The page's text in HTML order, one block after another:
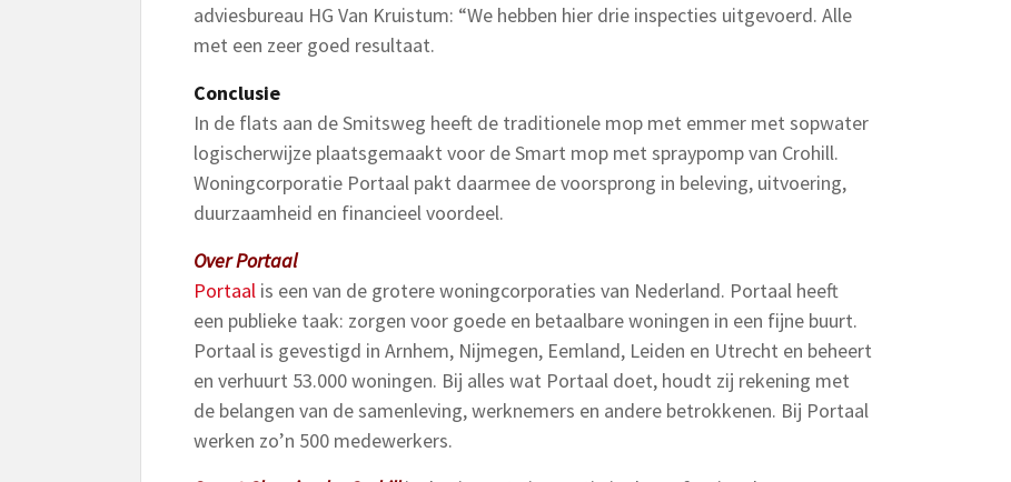
adviesbureau HG Van Kruistum: “We hebben hier drie inspecties uitgevoerd. Alle
met een zeer goed resultaat.
Conclusie
In de flats aan de Smitsweg heeft de traditionele mop met emmer met sopwater
logischerwijze plaatsgemaakt voor de Smart mop met spraypomp van Crohill.
Woningcorporatie Portaal pakt daarmee de voorsprong in beleving, uitvoering,
duurzaamheid en financieel voordeel.
Over Portaal
Portaal is een van de grotere woningcorporaties van Nederland. Portaal heeft
een publieke taak: zorgen voor goede en betaalbare woningen in een fijne buurt.
Portaal is gevestigd in Arnhem, Nijmegen, Eemland, Leiden en Utrecht en beheert
en verhuurt 53.000 woningen. Bij alles wat Portaal doet, houdt zij rekening met
de belangen van de samenleving, werknemers en andere betrokkenen. Bij Portaal
werken zo’n 500 medewerkers.